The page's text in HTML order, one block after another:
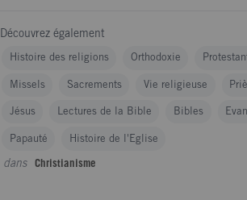
Savignac est musicien professionnel, il a
Découvrez également
Histoire des religions Orthodoxie
Missels Sacrements Vie religieuse
Jésus Lectures de la Bible Bibles
Papauté Histoire de l'Eglise
dans Christianisme